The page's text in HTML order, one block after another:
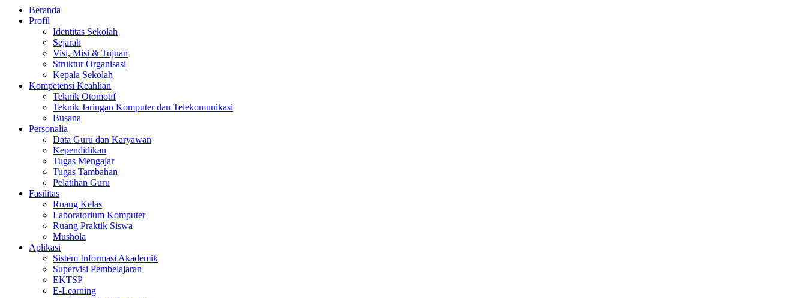
Beranda
Profil
Identitas Sekolah
Sejarah
Visi, Misi & Tujuan
Struktur Organisasi
Kepala Sekolah
Kompetensi Keahlian
Teknik Otomotif
Teknik Jaringan Komputer dan Telekomunikasi
Busana
Personalia
Data Guru dan Karyawan
Kependidikan
Tugas Mengajar
Tugas Tambahan
Pelatihan Guru
Fasilitas
Ruang Kelas
Laboratorium Komputer
Ruang Praktik Siswa
Mushola
Aplikasi
Sistem Informasi Akademik
Supervisi Pembelajaran
EKTSP
E-Learning